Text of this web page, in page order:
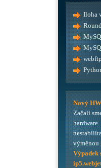
Iloha
Nový HW
Začali
výměnou
Výpadek